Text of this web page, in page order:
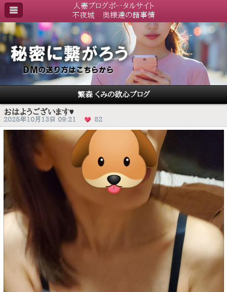
人妻ブログポータルサイト
不夜城 奥様達の諸事情
繁森 くみの欲心ブログ
おはようございます♥️
2025年10月13日 09:21 82